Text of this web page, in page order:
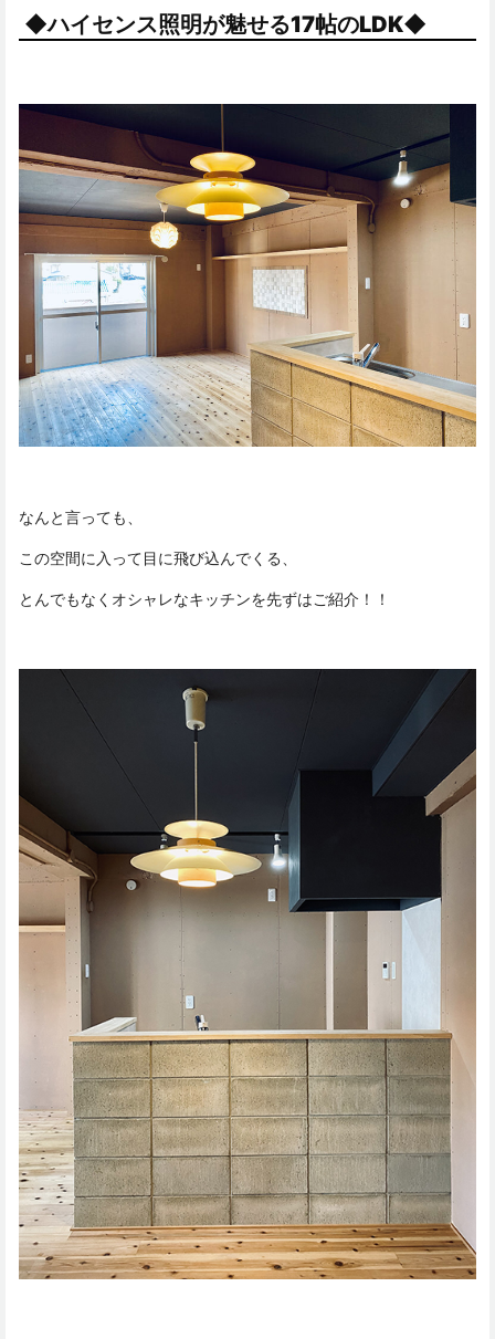
◆ハイセンス照明が魅せる17帖のLDK◆
なんと言っても、
この空間に入って目に飛び込んでくる、
とんでもなくオシャレなキッチンを先ずはご紹介！！